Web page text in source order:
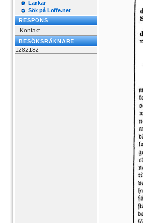
Länkar
Sök på Loffe.net
RESPONS
Kontakt
BESÖKSRÄKNARE
1282182